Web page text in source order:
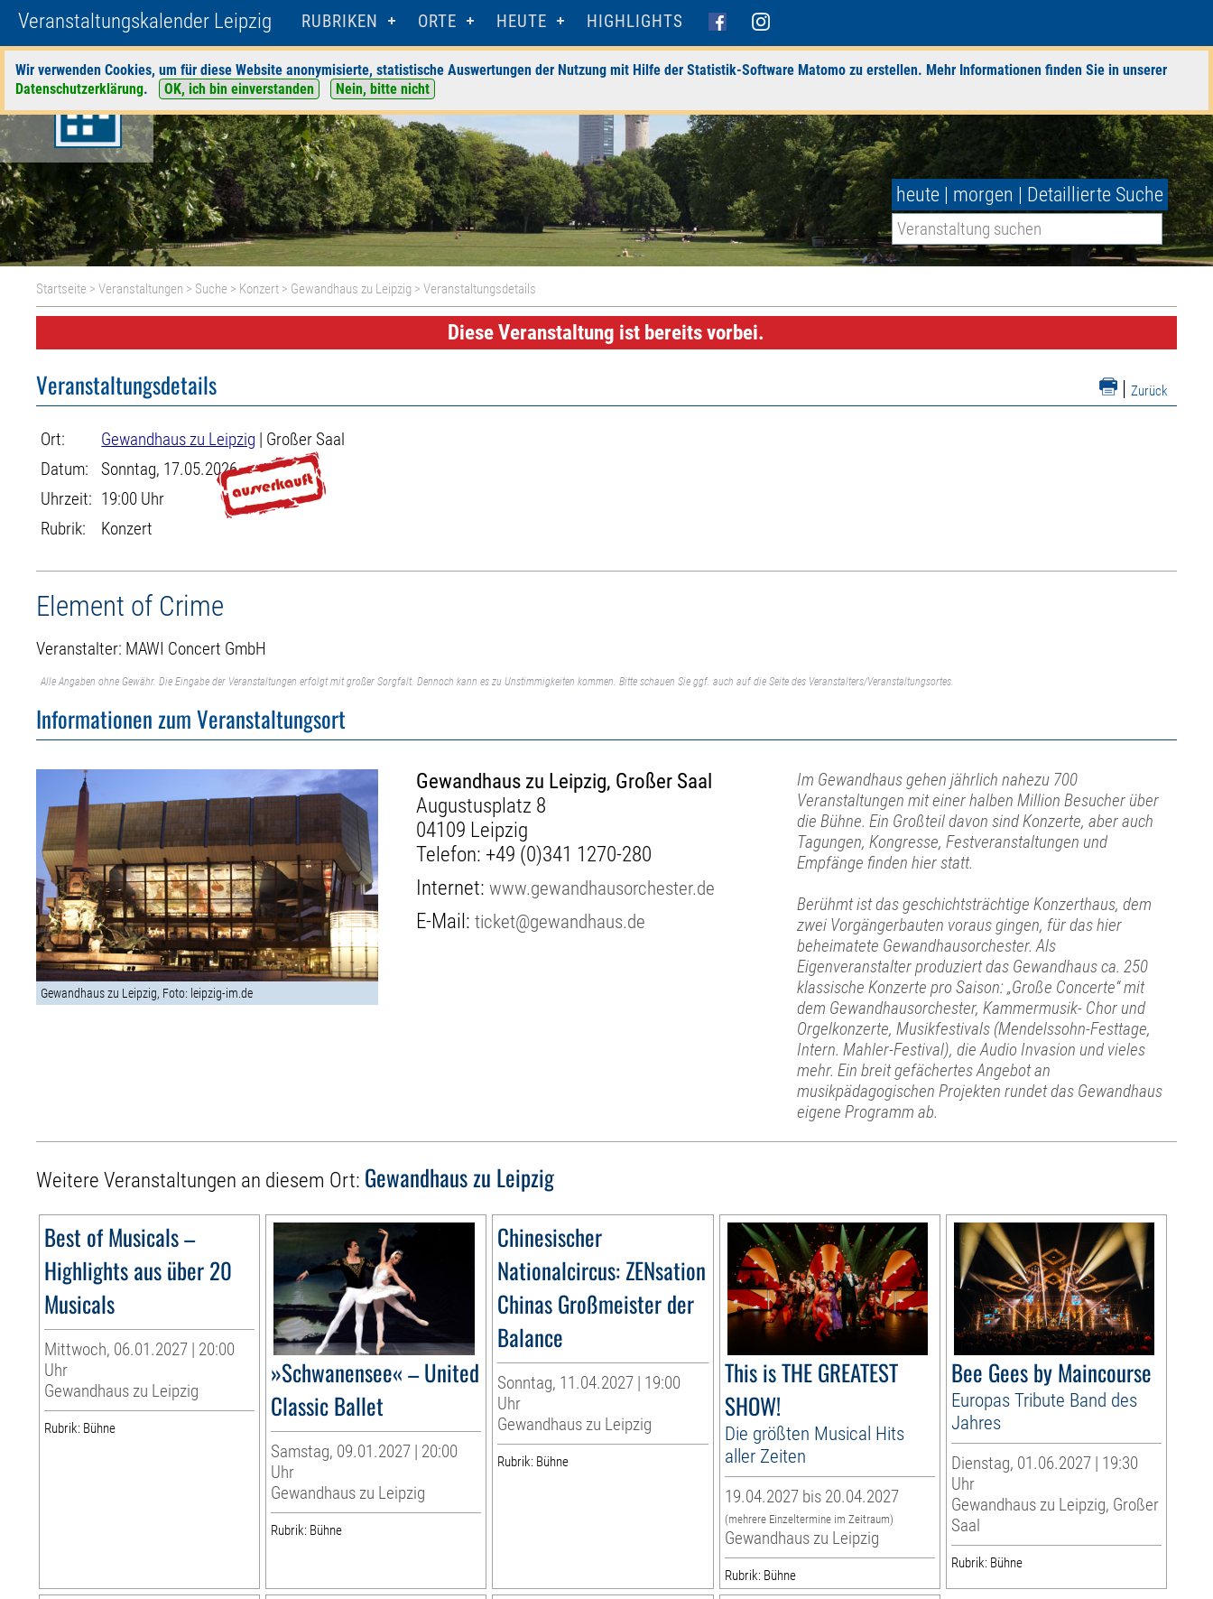
Veranstaltungskalender Leipzig RUBRIKEN ORTE HEUTE HIGHLIGHTS
Wir verwenden Cookies, um für diese Website anonymisierte, statistische Auswertungen der Nutzung mit Hilfe der Statistik-Software Matomo zu erstellen. Mehr Informationen finden Sie in unserer
Datenschutzerklärung. OK, ich bin einverstanden Nein, bitte nicht
heute | morgen | Detaillierte Suche
Startseite >Veranstaltungen > Suche > Konzert > Gewandhaus zu Leipzig > Veranstaltungsdetails
Diese Veranstaltung ist bereits vorbei.
| Zurück
Veranstaltungsdetails
Ort: Gewandhaus zu Leipzig | Großer Saal
Datum:
Sonntag, 17.05.2026
Uhrzeit: 19:00 Uhr
Rubrik:
Konzert
Element of Crime
Veranstalter: MAWI Concert GmbH
Alle Angaben ohne Gewähr. Die Eingabe der Veranstaltungen erfolgt mit großer Sorgfalt. Dennoch kann es zu Unstimmigkeiten kommen. Bitte schauen Sie ggf. auch auf die Seite des Veranstalters/Veranstaltungsortes.
Informationen zum Veranstaltungsort
Gewandhaus zu Leipzig, Foto: leipzig-im.de
Gewandhaus zu Leipzig, Großer Saal
Augustusplatz 8
04109 Leipzig
Telefon: +49 (0)341 1270-280
Internet:www.gewandhausorchester.de
E-Mail:ticket@gewandhaus.de
Im Gewandhaus gehen jährlich nahezu 700
Veranstaltungen mit einer halben Million Besucher über
die Bühne. Ein Großteil davon sind Konzerte, aber auch
Tagungen, Kongresse, Festveranstaltungen und
Empfänge finden hier statt.
Berühmt ist das geschichtsträchtige Konzerthaus, dem
zwei Vorgängerbauten voraus gingen, für das hier
beheimatete Gewandhausorchester. Als
Eigenveranstalter produziert das Gewandhaus ca. 250
klassische Konzerte pro Saison: „Große Concerte“ mit
dem Gewandhausorchester, Kammermusik- Chor und
Orgelkonzerte, Musikfestivals (Mendelssohn-Festtage,
Intern. Mahler-Festival), die Audio Invasion und vieles
mehr. Ein breit gefächertes Angebot an
musikpädagogischen Projekten rundet das Gewandhaus
eigene Programm ab.
Weitere Veranstaltungen an diesem Ort: Gewandhaus zu Leipzig
Best of Musicals –
Highlights aus über 20
Musicals
Mittwoch, 06.01.2027 | 20:00
Uhr
Gewandhaus zu Leipzig
Rubrik: Bühne
»Schwanensee« – United
Classic Ballet
Samstag, 09.01.2027 | 20:00
Uhr
Gewandhaus zu Leipzig
Rubrik: Bühne
Chinesischer
Nationalcircus: ZENsation
Chinas Großmeister der
Balance
Sonntag, 11.04.2027 | 19:00
Uhr
Gewandhaus zu Leipzig
Rubrik: Bühne
This is THE GREATEST
SHOW!
Die größten Musical Hits
aller Zeiten
19.04.2027 bis 20.04.2027
(mehrere Einzeltermine im Zeitraum)
Gewandhaus zu Leipzig
Rubrik: Bühne
Bee Gees by Maincourse
Europas Tribute Band des
Jahres
Dienstag, 01.06.2027 | 19:30
Uhr
Gewandhaus zu Leipzig, Großer
Saal
Rubrik: Bühne